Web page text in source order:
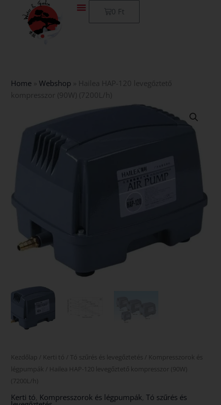
0 Ft
Kosár
Home »Webshop
Hailea HAP-120 levegőztető
kompresszor (90W) (7200L/h)
Kezdőlap / Kerti tó / Tó szűrés és levegőztetés / Kompresszorok és
légpumpák / Hailea HAP-120 levegőztető kompresszor (90W)
(7200L/h)
Kerti tó Kompresszorok és légpumpák ,Tó szűrés és
120
kompresszor